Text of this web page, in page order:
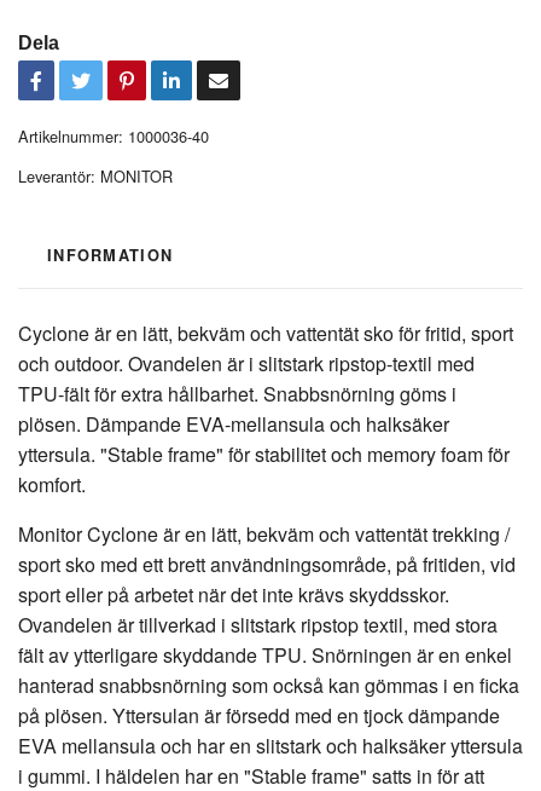
Dela
Artikelnummer: 1000036-40
Leverantör: MONITOR
INFORMATION
Cyclone är en lätt, bekväm och vattentät sko för fritid, sport
och outdoor. Ovandelen är i slitstark ripstop-textil med
TPU-fält för extra hållbarhet. Snabbsnörning göms i
plösen. Dämpande EVA-mellansula och halksäker
yttersula. "Stable frame" för stabilitet och memory foam för
komfort.
Monitor Cyclone är en lätt, bekväm och vattentät trekking /
sport sko med ett brett användningsområde, på fritiden, vid
sport eller på arbetet när det inte krävs skyddsskor.
Ovandelen är tillverkad i slitstark ripstop textil, med stora
fält av ytterligare skyddande TPU. Snörningen är en enkel
hanterad snabbsnörning som också kan gömmas i en ficka
på plösen. Yttersulan är försedd med en tjock dämpande
EVA mellansula och har en slitstark och halksäker yttersula
i gummi. I häldelen har en "Stable frame" satts in för att